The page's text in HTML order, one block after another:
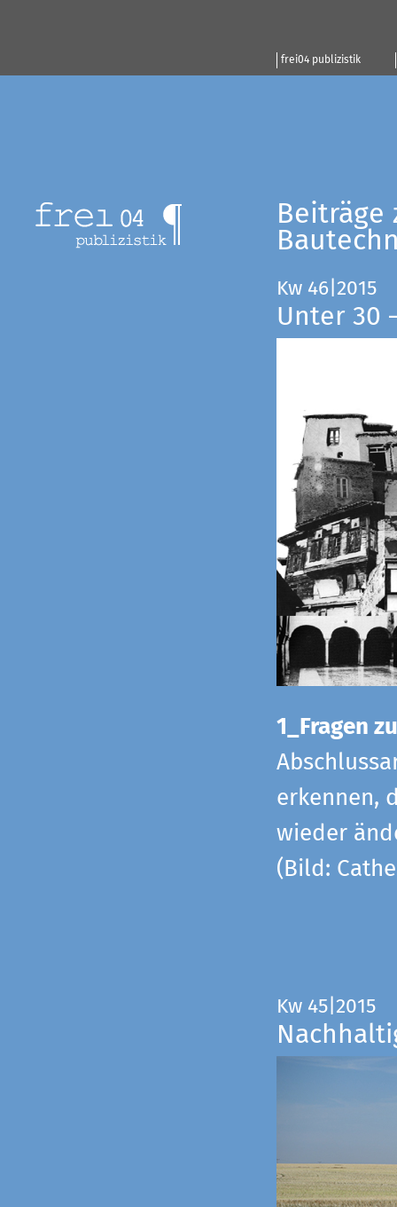
frei04 publizistik
Beiträge
Kw 46|2015
Unter 30
1_Fragen
erkennen,
wieder
(Bild:
Kw 45|2015